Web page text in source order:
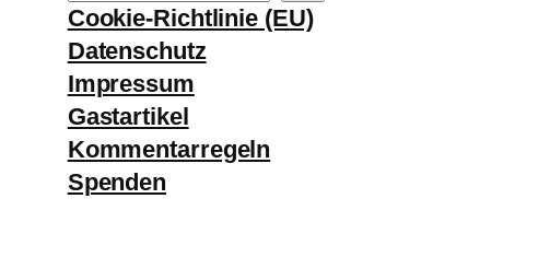
u
c
h
e
n
Cookie-Richtlinie (EU)
Datenschutz
Impressum
Gastartikel
Kommentarregeln
Spenden